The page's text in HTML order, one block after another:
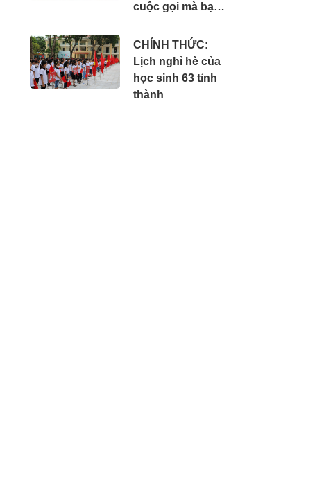
cuộc gọi mà bạn
lập tức
CHÍNH THỨC:
Lịch nghỉ hè của
học sinh 63 tỉnh
thành